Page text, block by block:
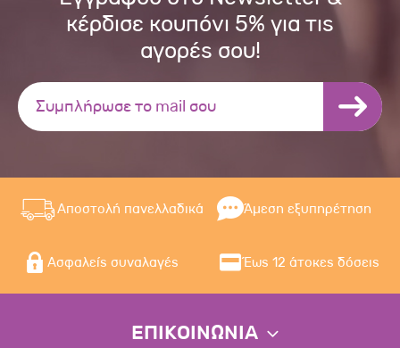
κέρδισε κουπόνι 5% για τις
αγορές σου!
Αποστολή πανελλαδικά Άμεση εξυπηρέτηση
Ασφαλείς συναλαγές Έως 12 άτοκες δόσεις
ΕΠΙΚΟΙΝΩΝΙΑ